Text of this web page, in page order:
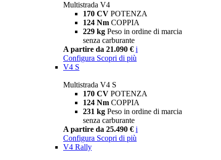
Multistrada V4
170 CV POTENZA
124 Nm COPPIA
229 kg Peso in ordine di marcia
senza carburante
A partire da 21.090 € i
Configura Scopri di più
V4 S
Multistrada V4 S
170 CV POTENZA
124 Nm COPPIA
231 kg Peso in ordine di marcia
senza carburante
A partire da 25.490 € i
Configura Scopri di più
V4 Rally